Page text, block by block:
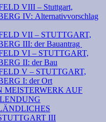
VIII – Stuttgart,
IV: Alternativvorschlag
VII – STUTTGART,
III: der Bauantrag
VI – STUTTGART,
II: der Bau
V – STUTTGART,
I: der Ort
MEISTERWERK AUF
III